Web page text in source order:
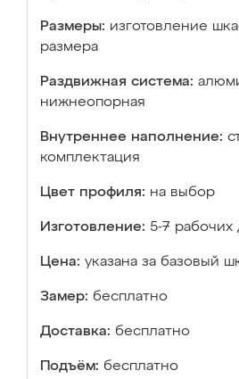
Размеры: изготовление
размера
Раздвижная система:
нижнеопорная
Внутреннее наполнение:
комплектация
Цвет профиля: на выбор
Изготовление: 5-7 рабочих
Цена: указана за базовый
Замер: бесплатно
Доставка: бесплатно
Подъём: бесплатно